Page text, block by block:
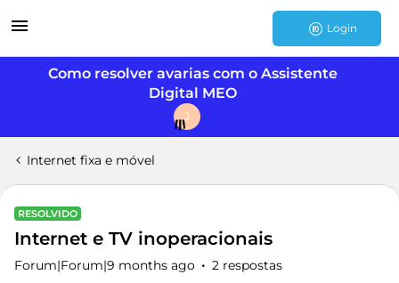
Login
Como resolver avarias com o Assistente
Digital MEO
J
Internet fixa e móvel
RESOLVIDO
Internet e TV inoperacionais
Forum|Forum|9 months ago 2 respostas